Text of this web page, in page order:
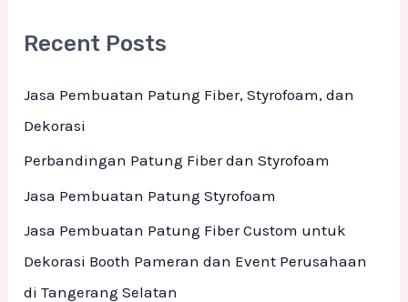
cRecent Posts
Jasa Pembuatan Patung Fiber, Styrofoam, dan
Dekorasi
Perbandingan Patung Fiber dan Styrofoam
Jasa Pembuatan Patung Styrofoam
Jasa Pembuatan Patung Fiber Custom untuk
Dekorasi Booth Pameran dan Event Perusahaan
di Tangerang Selatan